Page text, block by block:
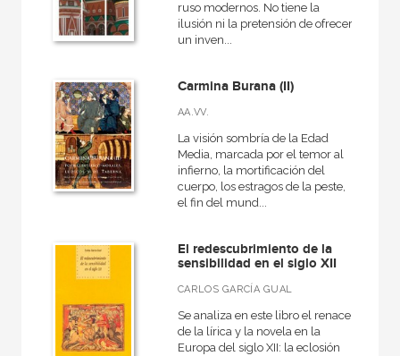
Cartoné
Ebook
Ebook
Espiral
ruso modernos. No tiene la
ilusión ni la pretensión de ofrecer
un inven...
Carmina Burana (II)
AA.VV.
La visión sombría de la Edad
Media, marcada por el temor al
infierno, la mortificación del
cuerpo, los estragos de la peste,
el fin del mund...
El redescubrimiento de la
sensibilidad en el siglo XII
CARLOS GARCÍA GUAL
Se analiza en este libro el renacer
de la lírica y la novela en la
Europa del siglo XII: la eclosión